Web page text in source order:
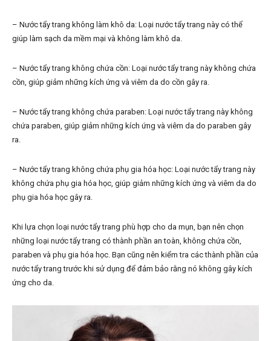
– Nước tẩy trang không làm khô da: Loại nước tẩy trang này có thể
giúp làm sạch da mềm mại và không làm khô da.
– Nước tẩy trang không chứa cồn: Loại nước tẩy trang này không chứa
cồn, giúp giảm những kích ứng và viêm da do cồn gây ra.
– Nước tẩy trang không chứa paraben: Loại nước tẩy trang này không
chứa paraben, giúp giảm những kích ứng và viêm da do paraben gây
ra.
– Nước tẩy trang không chứa phụ gia hóa học: Loại nước tẩy trang này
không chứa phụ gia hóa học, giúp giảm những kích ứng và viêm da do
phụ gia hóa học gây ra.
Khi lựa chọn loại nước tẩy trang phù hợp cho da mụn, bạn nên chọn
những loại nước tẩy trang có thành phần an toàn, không chứa cồn,
paraben và phụ gia hóa học. Bạn cũng nên kiểm tra các thành phần của
nước tẩy trang trước khi sử dụng để đảm bảo rằng nó không gây kích
ứng cho da.